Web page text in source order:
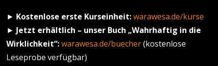
► Kostenlose erste Kurseinheit: warawesa.de/kurse
► Jetzt erhältlich – unser Buch „Wahrhaftig in die
Wirklichkeit“: warawesa.de/buecher(kostenlose
Leseprobe verfügbar)